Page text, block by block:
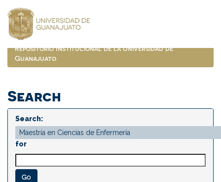
navigation
Repositorio Institucional de la Universidad de
Guanajuato
Search
Search:
for